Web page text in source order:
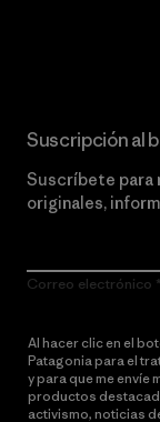
Suscripción al
Suscríbete para
originales,
Correo electrónico
Al hacer clic en el
Patagonia para el
y para que me
productos
activismo, noticias